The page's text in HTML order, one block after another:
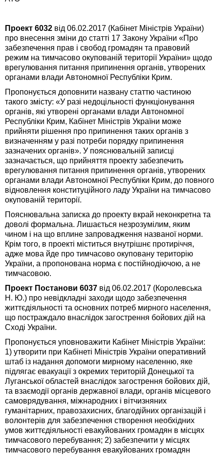
Проект 6032 від 06.02.2017 (Кабінет Міністрів України)
про внесення зміни до статті 17 Закону України «Про
забезпечення прав і свобод громадян та правовий
режим на тимчасово окупованій території України» щодо
врегулювання питання припинення органів, утворених
органами влади Автономної Республіки Крим.
Пропонується доповнити названу статтю частиною
такого змісту: «У разі недоцільності функціонування
органів, які утворені органами влади Автономної
Республіки Крим, Кабінет Міністрів України може
прийняти рішення про припинення таких органів з
визначенням у разі потреби порядку припинення
зазначених органів». У пояснювальній записці
зазначається, що прийняття проекту забезпечить
врегулювання питання припинення органів, утворених
органами влади Автономної Республіки Крим, до повного
відновлення конституційного ладу України на тимчасово
окупованій території.
Пояснювальна записка до проекту вкрай неконкретна та
доволі формальна. Лишається незрозумілим, яким
чином і на що вплине запровадження названої норми.
Крім того, в проекті міститься внутрішнє протиріччя,
адже мова йде про тимчасово окуповану територію
України, а пропонована норма є постійнодіючою, а не
тимчасовою.
Проект Постанови 6037 від 06.02.2017 (Королевська
Н. Ю.) про невідкладні заходи щодо забезпечення
життєдіяльності та основних потреб мирного населення,
що постраждало внаслідок загострення бойових дій на
Сході України.
Пропонується уповноважити Кабінет Міністрів України:
1) утворити при Кабінеті Міністрів України оперативний
штаб із надання допомоги мирному населенню, яке
підлягає евакуації з окремих територій Донецької та
Луганської областей внаслідок загострення бойових дій,
та взаємодії органів державної влади, органів місцевого
самоврядування, міжнародних і вітчизняних
гуманітарних, правозахисних, благодійних організацій і
волонтерів для забезпечення створення необхідних
умов життєдіяльності евакуйованих громадян в місцях
тимчасового перебування; 2) забезпечити у місцях
тимчасового перебування евакуйованих громадян